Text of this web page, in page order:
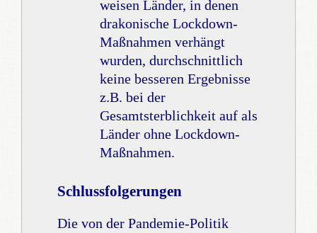
weisen Länder, in denen
drakonische Lockdown-
Maßnahmen verhängt
wurden, durchschnittlich
keine besseren Ergebnisse
z.B. bei der
Gesamtsterblichkeit auf als
Länder ohne Lockdown-
Maßnahmen.
Schlussfolgerungen
Die von der Pandemie-Politik